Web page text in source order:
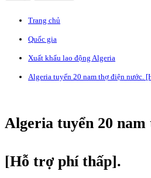
Trang chủ
Quốc gia
Xuất khẩu lao động Algeria
Algeria tuyển 20 nam thợ điện nước.
Algeria tuyển 20 nam
[Hỗ trợ phí thấp].